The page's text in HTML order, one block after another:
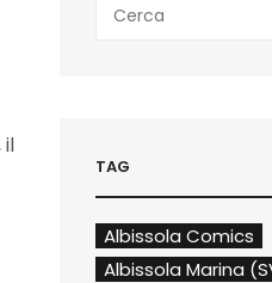
il
for:
TAG
Albissola Comics
Albissola Marina